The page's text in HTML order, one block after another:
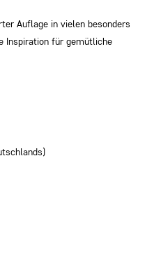
Auflage in vielen besonders
Inspiration für gemütliche